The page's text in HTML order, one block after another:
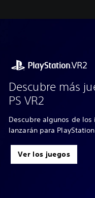
Descubre más
PS VR2
Descubre algunos de
lanzarán para
Ver los juegos